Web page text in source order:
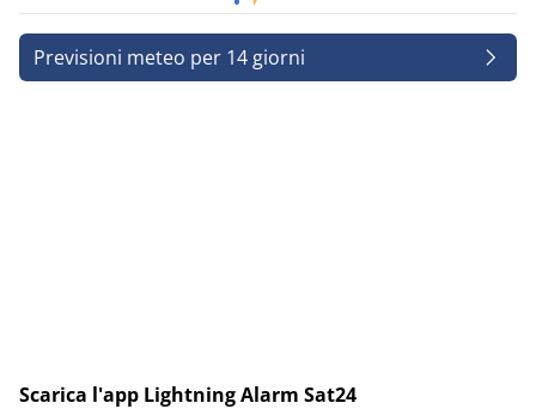
Previsioni meteo per 14 giorni
Scarica l'app Lightning Alarm Sat24